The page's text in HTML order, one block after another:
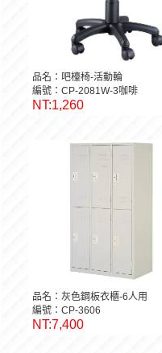
品名：吧檯椅-活動輪
編號：CP-2081W-3咖啡
NT:1,260
品名：灰色鋼板衣櫃-6人用
編號：CP-3606
NT:7,400